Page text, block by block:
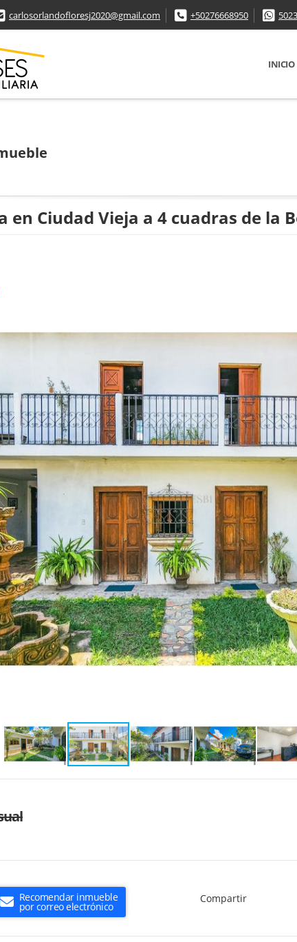
carlosorlandofloresj2020@gmail.com +50276668950
INICIO
en Ciudad Vieja a 4 cuadras de la
Recomendar inmueble
por correo electrónico
Compartir